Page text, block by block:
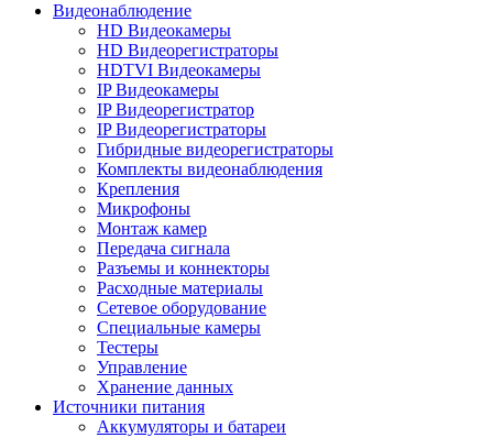
Видеонаблюдение
HD Видеокамеры
HD Видеорегистраторы
HDTVI Видеокамеры
IP Видеокамеры
IP Видеорегистратор
IP Видеорегистраторы
Гибридные видеорегистраторы
Комплекты видеонаблюдения
Крепления
Микрофоны
Монтаж камер
Передача сигнала
Разъемы и коннекторы
Расходные материалы
Сетевое оборудование
Специальные камеры
Тестеры
Управление
Хранение данных
Источники питания
Аккумуляторы и батареи